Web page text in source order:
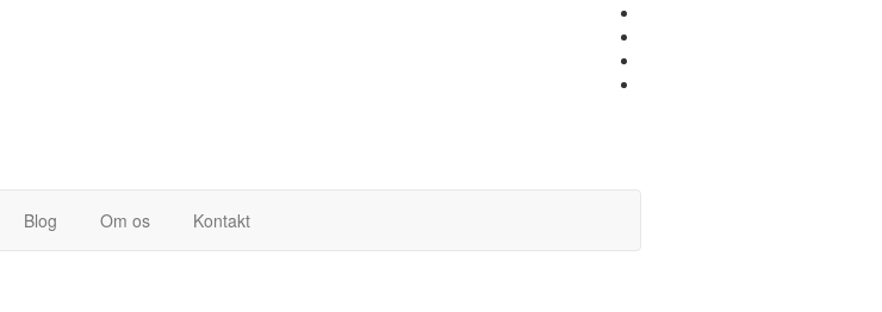
Blog Om os Kontakt